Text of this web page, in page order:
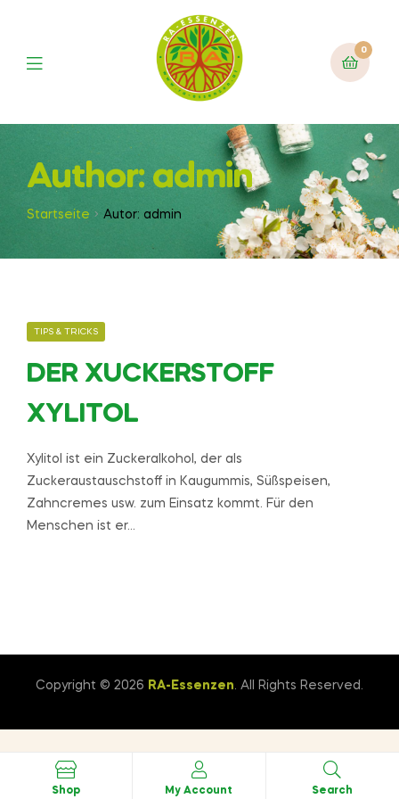
0
Author: admin
Startseite Autor: admin
TIPS & TRICKS
DER XUCKERSTOFF
XYLITOL
Xylitol ist ein Zuckeralkohol, der als
Zuckeraustauschstoff in Kaugummis, Süßspeisen,
Zahncremes usw. zum Einsatz kommt. Für den
Menschen ist er…
Copyright © 2026 RA-Essenzen . All Rights Reserved.
Shop My Account Search
Consent-Management-Plattform von Real Cookie Banner